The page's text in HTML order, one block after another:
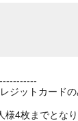
ジットカードの
4枚までとなり